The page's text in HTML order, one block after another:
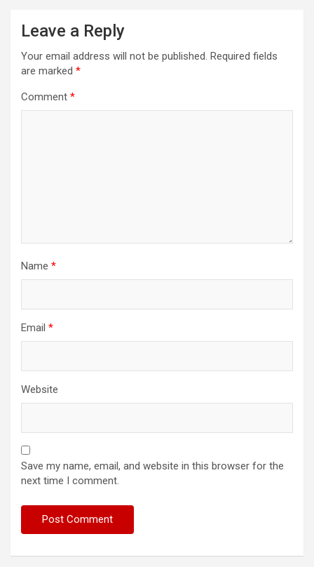
Leave a Reply
Your email address will not be published. Required fields
are marked *
Comment *
Name *
Email *
Website
Save my name, email, and website in this browser for the
next time I comment.